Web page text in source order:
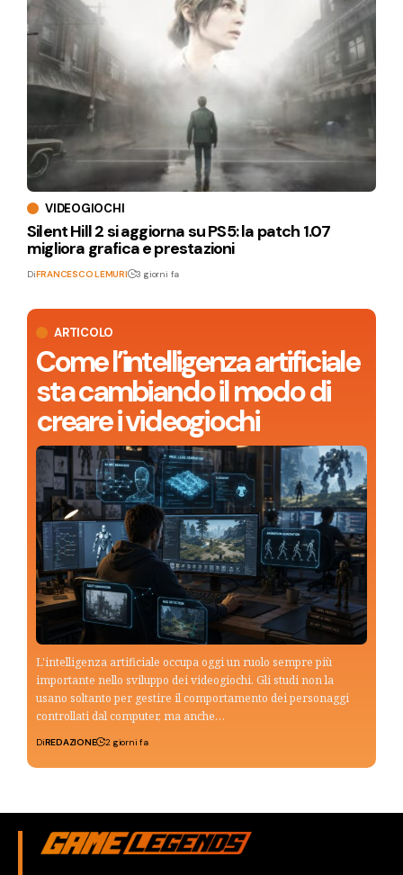
ARTICOLO
Come l’intelligenza artificiale
sta cambiando il modo di
creare i videogiochi
L'intelligenza artificiale occupa oggi un ruolo sempre più
importante nello sviluppo dei videogiochi. Gli studi non la
usano soltanto per gestire il comportamento dei personaggi
controllati dal computer, ma anche…
DiREDAZIONE 2 giorni fa
VIDEOGIOCHI
Silent Hill 2 si aggiorna su PS5: la patch 1.07
migliora grafica e prestazioni
DiFRANCESCO LEMURI 3 giorni fa